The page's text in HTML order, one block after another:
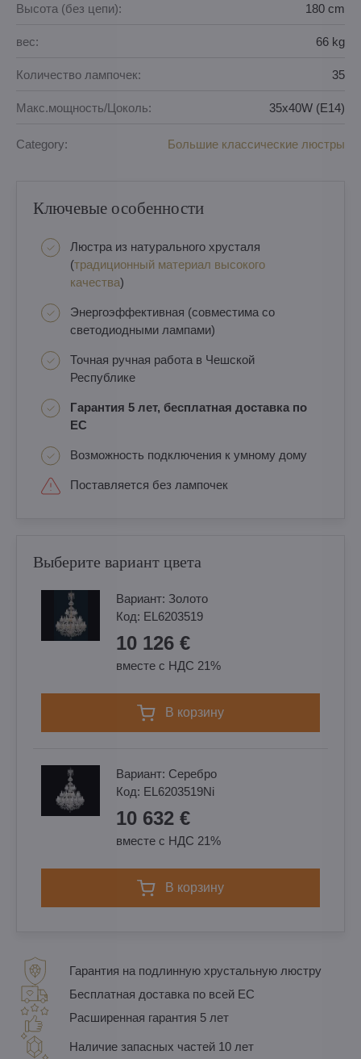
Высота (без цепи): 180 cm
вес: 66 kg
Количество лампочек: 35
Макс.мощность/Цоколь: 35x40W (E14)
Category: Большие классические люстры
Ключевые особенности
Люстра из натурального хрусталя
(традиционный материал высокого
качества)
Энергоэффективная (совместима со
светодиодными лампами)
Точная ручная работа в Чешской
Республике
Гарантия 5 лет, бесплатная доставка по
ЕС
Возможность подключения к умному дому
Поставляется без лампочек
Выберите вариант цвета
Вариант: Золотo
Код: EL6203519
10 126 €
вместе с НДС 21%
в корзину
Вариант: Cеребро
Код: EL6203519Ni
10 632 €
вместе с НДС 21%
в корзину
Гарантия на подлинную хрустальную люстру
Бесплатная доставка по всей ЕС
Расширенная гарантия 5 лет
Наличие запасных частей 10 лет